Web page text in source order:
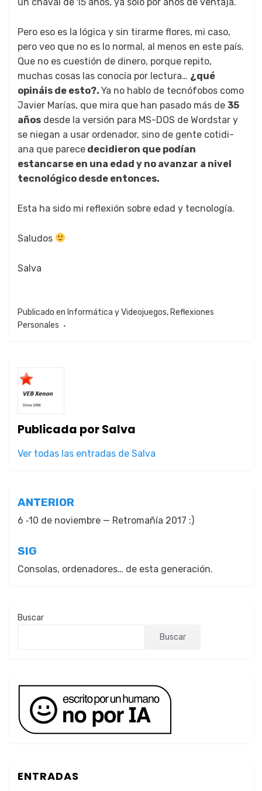
Pero eso es la lóg­i­ca y sin tirarme flo­res, mi caso,
pero veo que no es lo nor­mal, al menos en este país.
Que no es cuestión de dinero, porque repi­to,
muchas cosas las conocía por lec­tura… ¿qué
opináis de esto?. Ya no hablo de tec­nó­fo­bos como
Javier Marías, que mira que han pasa­do más de 35
años des­de la ver­sión para MS-DOS de Word­star y
se nie­gan a usar orde­nador, sino de gente cotid­i­
ana que parece deci­dieron que podían
estancar­se en una edad y no avan­zar a niv­el
tec­nológi­co des­de entonces.
Esta ha sido mi reflex­ión sobre edad y tec­nología.
Salu­dos
Sal­va
Publicado en Informática y Videojuegos, Reflexiones
Personales
Publicada porSalva
Ver todas las entradas de Salva
Navegación
de
entradas
ANTERIOR
6 ‑10 de noviembre — Retromañía 2017 :)
SIG
Consolas, ordenadores… de esta generación.
Buscar
Buscar
ENTRADAS